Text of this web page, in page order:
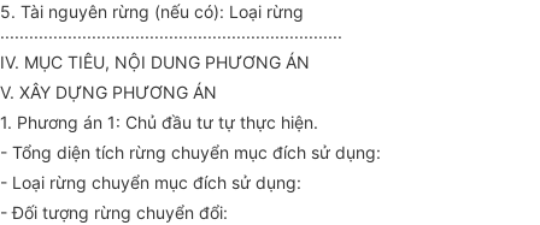
5. Tài nguyên rừng (nếu có): Loại rừng
.......................................................................
IV. MỤC TIÊU, NỘI DUNG PHƯƠNG ÁN
V. XÂY DỰNG PHƯƠNG ÁN
1. Phương án 1: Chủ đầu tư tự thực hiện.
- Tổng diện tích rừng chuyển mục đích sử dụng:
- Loại rừng chuyển mục đích sử dụng:
-Đối tượng rừng chuyển đổi: